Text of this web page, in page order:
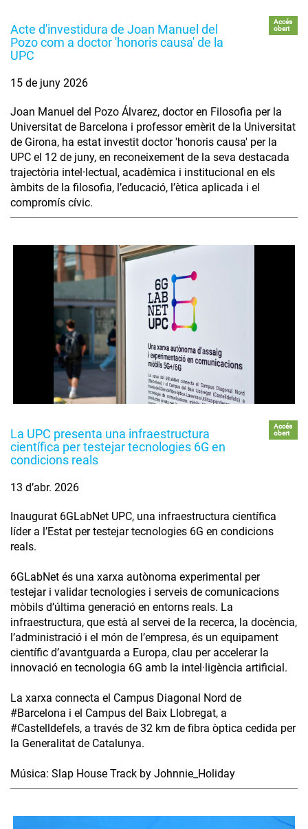
Acte d'investidura de Joan Manuel del
Pozo com a doctor 'honoris causa' de la
UPC
Accés
obert
15 de juny 2026
Joan Manuel del Pozo Álvarez, doctor en Filosofia per la
Universitat de Barcelona i professor emèrit de la Universitat
de Girona, ha estat investit doctor 'honoris causa' per la
UPC el 12 de juny, en reconeixement de la seva destacada
trajectòria intel·lectual, acadèmica i institucional en els
àmbits de la filosofia, l’educació, l’ètica aplicada i el
compromís cívic.
La UPC presenta una infraestructura
científica per testejar tecnologies 6G en
condicions reals
Accés
obert
13 d’abr. 2026
Inaugurat 6GLabNet UPC, una infraestructura científica
líder a l’Estat per testejar tecnologies 6G en condicions
reals.
6GLabNet és una xarxa autònoma experimental per
testejar i validar tecnologies i serveis de comunicacions
mòbils d’última generació en entorns reals. La
infraestructura, que està al servei de la recerca, la docència,
l’administració i el món de l’empresa, és un equipament
científic d’avantguarda a Europa, clau per accelerar la
innovació en tecnologia 6G amb la intel·ligència artificial.
La xarxa connecta el Campus Diagonal Nord de
#Barcelona i el Campus del Baix Llobregat, a
#Castelldefels, a través de 32 km de fibra òptica cedida per
la Generalitat de Catalunya.
Música: Slap House Track by Johnnie_Holiday